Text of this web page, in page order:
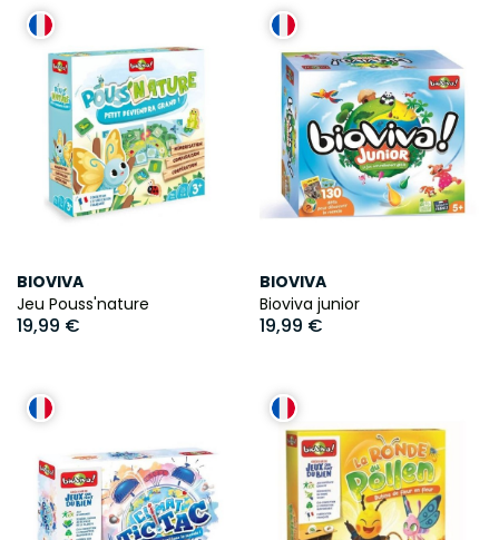
BIOVIVA
Jeu Pouss'nature
19,99 €
BIOVIVA
Bioviva junior
19,99 €